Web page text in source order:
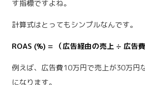
す指標ですよね。
計算式はとってもシンプルなんです。
ROAS (%) = （広告経由の売上 ÷ 広告
例えば、広告費10万円で売上が30万円
になります。